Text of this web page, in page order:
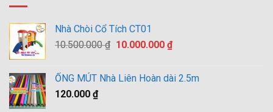
Nhà Chòi Cổ Tích CT01
10.500.000₫ Giá
10.500.000 ₫.
10.000.000 ₫Giá
là:
ỐNG MÚT Nhà Liên Hoàn dài 2.5m
120.000 ₫